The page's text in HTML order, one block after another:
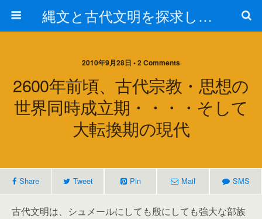
縄文と古代文明を探求しよう！
2010年9月28日 • 2 Comments
2600年前頃、古代宗教・思想の
世界同時成立期・・・・そして
大転換期の現代
Share Tweet Pin Mail SMS
古代文明は、シュメールにしても殷にしても強大な部族